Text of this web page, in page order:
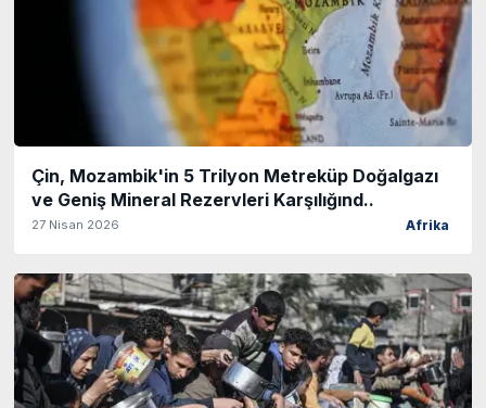
Çin, Mozambik'in 5 Trilyon Metreküp Doğalgazı
ve Geniş Mineral Rezervleri Karşılığınd..
27 Nisan 2026 Afrika